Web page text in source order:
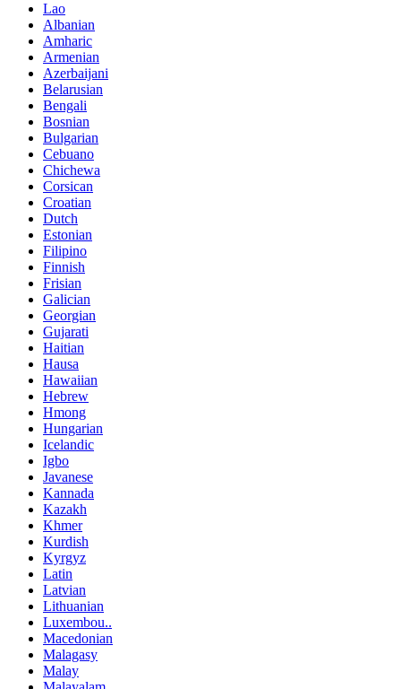
Lao
Albanian
Amharic
Armenian
Azerbaijani
Belarusian
Bengali
Bosnian
Bulgarian
Cebuano
Chichewa
Corsican
Croatian
Dutch
Estonian
Filipino
Finnish
Frisian
Galician
Georgian
Gujarati
Haitian
Hausa
Hawaiian
Hebrew
Hmong
Hungarian
Icelandic
Igbo
Javanese
Kannada
Kazakh
Khmer
Kurdish
Kyrgyz
Latin
Latvian
Lithuanian
Luxembou..
Macedonian
Malagasy
Malay